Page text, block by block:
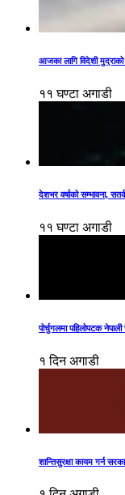
आजका लागि विदेशी मुद्राको
११ घण्टा अगाडी
देशभर वर्षाको सम्भावना,
११ घण्टा अगाडी
पोर्चुगलमा पहिलोपटक
१ दिन अगाडी
शान्तिसुरक्षा कायम गर्न